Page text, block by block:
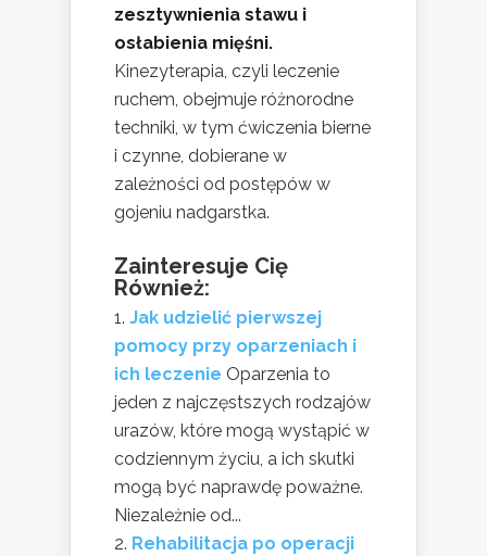
zesztywnienia stawu i
osłabienia mięśni.
Kinezyterapia, czyli leczenie
ruchem, obejmuje różnorodne
techniki, w tym ćwiczenia bierne
i czynne, dobierane w
zależności od postępów w
gojeniu nadgarstka.
Zainteresuje Cię
Również:
Jak udzielić pierwszej
pomocy przy oparzeniach i
ich leczenie Oparzenia to
jeden z najczęstszych rodzajów
urazów, które mogą wystąpić w
codziennym życiu, a ich skutki
mogą być naprawdę poważne.
Niezależnie od...
Rehabilitacja po operacji